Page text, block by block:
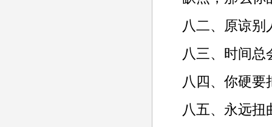
八二、原谅别
八三、时间总
八四、你硬要
八五、永远扭